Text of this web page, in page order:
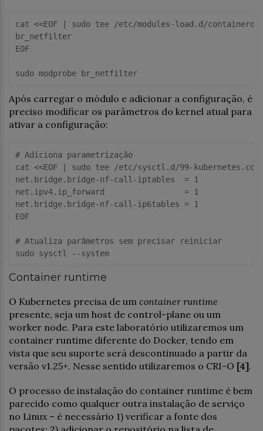
cat <<EOF | sudo tee /etc/modules-load .d/
EOF
Após carregar o módulo e adicionar a configuração, é
preciso modificar os parâmetros do kernel atual para
ativar a configuração:
# Adiciona parametrização
cat <<EOF | sudo tee /etc/sysctl.d/99-
net.bridge.bridge-nf-call -iptables  =
1
net.ipv4.ip_forward                 =
1
net.bridge.bridge-nf-call -ip6tables =
1
EOF
# Atualiza parâmetros sem precisar reiniciar
sudo sysctl --system
Container runtime
O Kubernetes precisa de um container runtime
presente, seja um host de control-plane ou um
worker node. Para este laboratório utilizaremos um
container runtime diferente do Docker, tendo em
vista que seu suporte será descontinuado a partir da
versão v1.25+. Nesse sentido utilizaremos o CRI-O [4].
O processo de instalação do container runtime é bem
parecido como qualquer outra instalação de serviço
no Linux – é necessário 1) verificar a fonte dos